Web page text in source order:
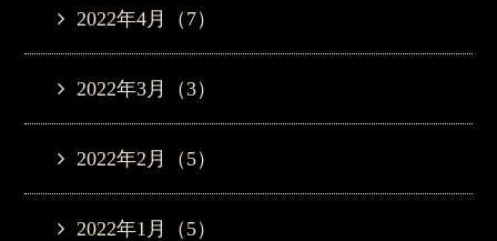
2022年4月（7）
2022年3月（3）
2022年2月（5）
2022年1月（5）